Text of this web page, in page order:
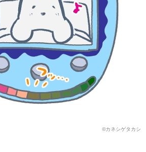
©カネシゲタカシ